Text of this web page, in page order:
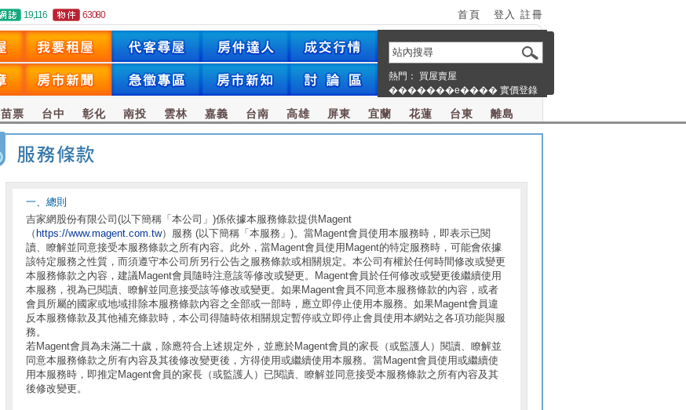
19,116 63080 首頁 登入 註冊
熱門： 買屋賣屋
�������e���� 實價登錄
苗票 台中 彰化 南投 雲林 嘉義 台南 高雄 屏東 宜蘭 花蓮 台東 離島
一、總則
吉家網股份有限公司(以下簡稱「本公司」)係依據本服務條款提供Magent
（ https://www.magent.com.tw）服務 (以下簡稱「本服務」)。當Magent會員使用本服務時，即表示已閱
讀、瞭解並同意接受本服務條款之所有內容。此外，當Magent會員使用Magent的特定服務時，可能會依據
該特定服務之性質，而須遵守本公司所另行公告之服務條款或相關規定。本公司有權於任何時間修改或變更
本服務條款之內容，建議Magent會員隨時注意該等修改或變更。Magent會員於任何修改或變更後繼續使用
本服務，視為已閱讀、瞭解並同意接受該等修改或變更。如果Magent會員不同意本服務條款的內容，或者
會員所屬的國家或地域排除本服務條款內容之全部或一部時，應立即停止使用本服務。如果Magent會員違
反本服務條款及其他補充條款時，本公司得隨時依相關規定暫停或立即停止會員使用本網站之各項功能與服
務。
若Magent會員為未滿二十歲，除應符合上述規定外，並應於Magent會員的家長（或監護人）閱讀、瞭解並
同意本服務條款之所有內容及其後修改變更後，方得使用或繼續使用本服務。當Magent會員使用或繼續使
用本服務時，即推定Magent會員的家長（或監護人）已閱讀、瞭解並同意接受本服務條款之所有內容及其
後修改變更。